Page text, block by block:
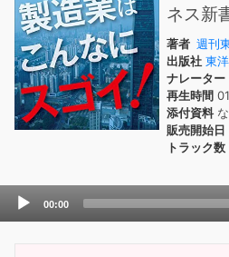
ネス新
著者 週刊
出版社 東
ナレーター
再生時間
添付資料な
販売開始日
トラック数
Audio
00:00